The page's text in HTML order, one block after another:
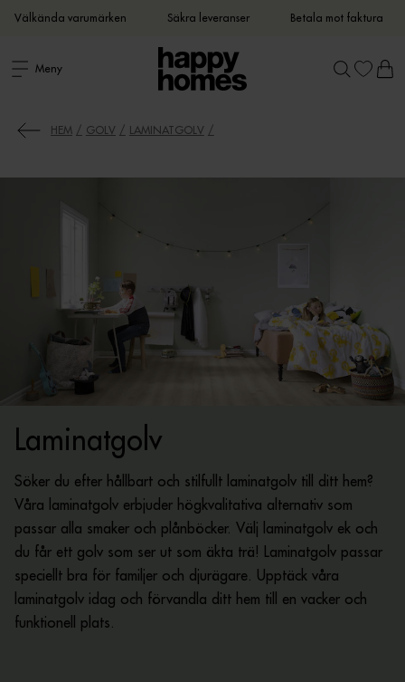
Välkända varumärken Säkra leveranser Betala mot faktura
Meny
HEM GOLV LAMINATGOLV
Laminatgolv
Söker du efter hållbart och stilfullt laminatgolv till ditt hem?
Våra laminatgolv erbjuder högkvalitativa alternativ som
passar alla smaker och plånböcker. Välj laminatgolv ek och
du får ett golv som ser ut som äkta trä! Laminatgolv passar
speciellt bra för familjer och djurägare. Upptäck våra
laminatgolv idag och förvandla ditt hem till en vacker och
funktionell plats.